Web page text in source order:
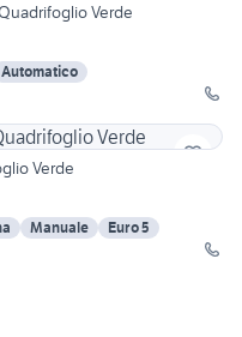
Verde
Automatico
Verde
Manuale
Euro 5